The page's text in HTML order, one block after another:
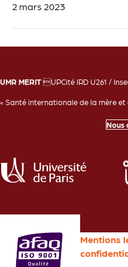
2 mars 2023
UMR MERIT UPCité IRD U261 /
« Santé internationale de la mère et
Nous
Mentions